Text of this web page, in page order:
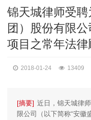
锦天城律师受
团）股份有限公
项目之常年法律
2018-01-24 13409
[摘要] 近日，锦天城律
限公司（以下简称“安徽